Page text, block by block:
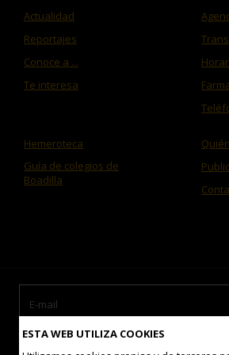
Actualidad
Reportajes
Conoce a ...
Te interesa
Hemeroteca
Guía de colegios de
Boadilla
ESTA WEB UTILIZA COOKIES